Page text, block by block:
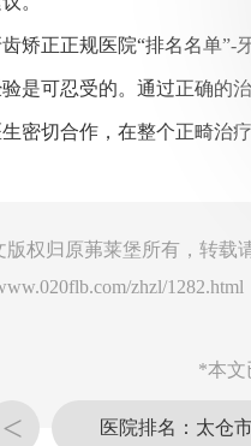
矫正正规医院“排名名单
是可忍受的。通过正确的
密切合作，在整个正畸治
权归原茀莱堡所有，转载
zhzl/1282.html
*本文
< 医院排名：太仓